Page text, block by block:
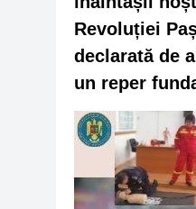
Revoluției
declarată de
un reper